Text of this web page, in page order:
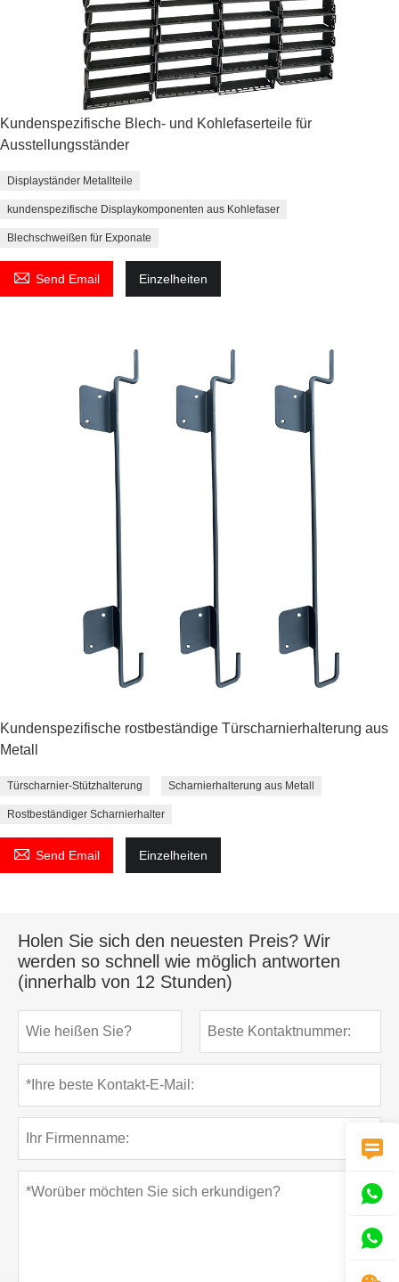
Kundenspezifische Blech- und Kohlefaserteile für
Ausstellungsständer
Displayständer Metallteile
kundenspezifische Displaykomponenten aus Kohlefaser
Blechschweißen für Exponate
 Send Email Einzelheiten
Kundenspezifische rostbeständige Türscharnierhalterung aus
Metall
Türscharnier-Stützhalterung Scharnierhalterung aus Metall
Rostbeständiger Scharnierhalter
 Send Email Einzelheiten
Holen Sie sich den neuesten Preis? Wir
werden so schnell wie möglich antworten
(innerhalb von 12 Stunden)


